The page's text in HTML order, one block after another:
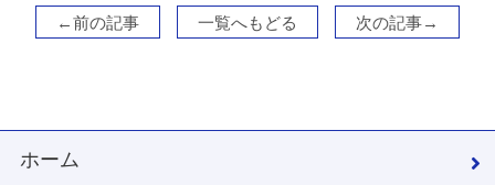
←前の記事 一覧へもどる 次の記事→
ホーム